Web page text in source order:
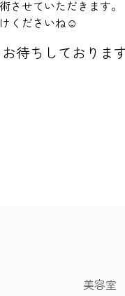
させていただきます。
くださいね☺️
待ちしておりま
美容室